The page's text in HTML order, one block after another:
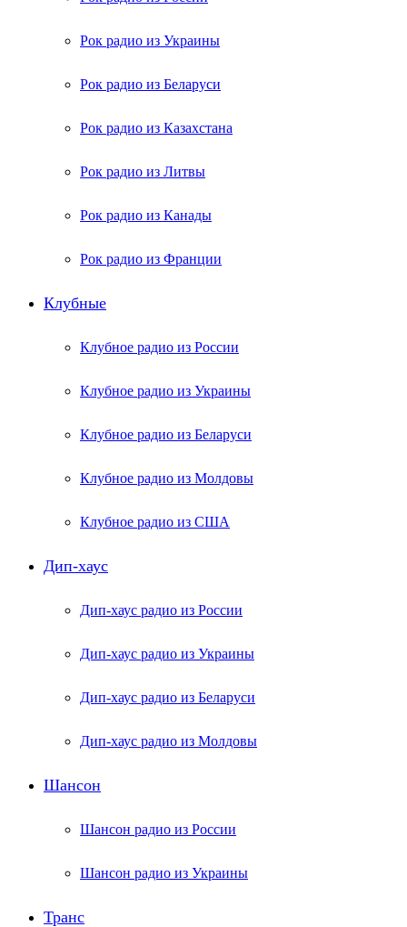
Рок радио из Украины
Рок радио из Беларуси
Рок радио из Казахстана
Рок радио из Литвы
Рок радио из Канады
Рок радио из Франции
Клубные
Клубное радио из России
Клубное радио из Украины
Клубное радио из Беларуси
Клубное радио из Молдовы
Клубное радио из США
Дип-хаус
Дип-хаус радио из России
Дип-хаус радио из Украины
Дип-хаус радио из Беларуси
Дип-хаус радио из Молдовы
Шансон
Шансон радио из России
Шансон радио из Украины
Транс